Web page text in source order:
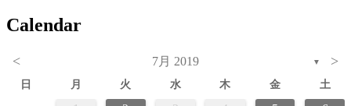
Calendar
< 7月 2019 ▼ >
日 月 火 水 木 金 土